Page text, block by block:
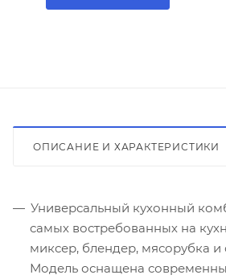
ОПИСАНИЕ И ХАРАКТЕРИСТИКИ
Универсальный кухонный
самых востребованных на
миксер, блендер, мясорубка
Модель оснащена